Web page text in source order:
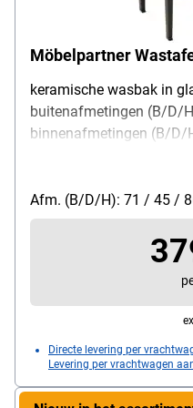
Möbelpartner
keramische wasbak in
buitenafmetingen (B/D/
binnenafmetingen (B/D/
van onderaf stevig
bevestigingsschroeven,
gepoedercoat,
Afm. (B/D/H): 71 / 45 /
Directe levering per
Levering per vrachtwagen